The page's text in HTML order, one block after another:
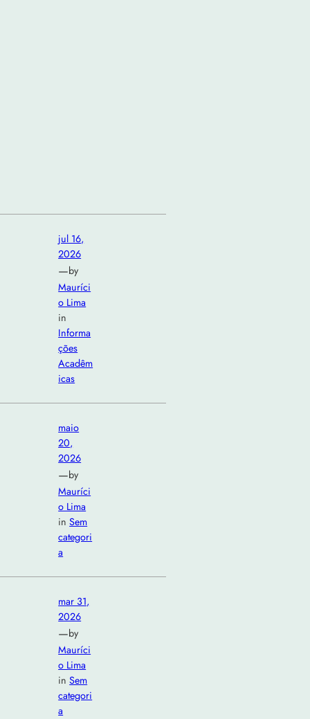
jul 16,
2026
—by
Mauríci
o Lima
in
Informa
ções
Acadêm
icas
maio
20,
2026
—by
Mauríci
o Lima
inSem
categori
a
mar 31,
2026
—by
Mauríci
o Lima
inSem
categori
a